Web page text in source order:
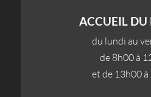
ACCUEIL DU
du lundi au
de 8h00 à
et de 13h00